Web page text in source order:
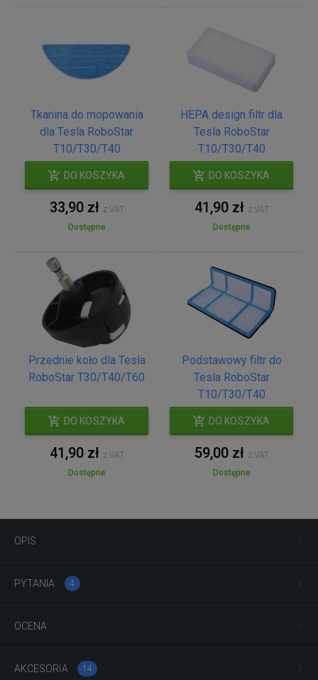
Tkanina do mopowania
dla Tesla RoboStar
T10/T30/T40
DO KOSZYKA
33,90 zł z VAT
Dostępne
HEPA design filtr dla
Tesla RoboStar
T10/T30/T40
DO KOSZYKA
41,90 zł z VAT
Dostępne
Przednie koło dla Tesla
RoboStar T30/T40/T60
DO KOSZYKA
41,90 zł z VAT
Dostępne
Podstawowy filtr do
Tesla RoboStar
T10/T30/T40
DO KOSZYKA
59,00 zł z VAT
Dostępne
OPIS
PYTANIA 4
OCENA
AKCESORIA 14